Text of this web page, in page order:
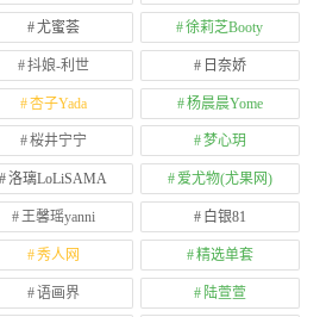
尤蜜荟 徐莉芝Booty
抖娘-利世 日奈娇
杏子Yada 杨晨晨Yome
桜井宁宁 梦心玥
洛璃LoLiSAMA 爱尤物(尤果网)
王馨瑶yanni 白银81
秀人网 精选单套
语画界 陆萱萱